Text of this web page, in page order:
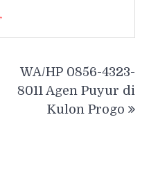
WA/HP 0856-4323-
8011 Agen Puyur di
Kulon Progo